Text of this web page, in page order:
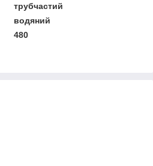
трубчастий
водяний
480